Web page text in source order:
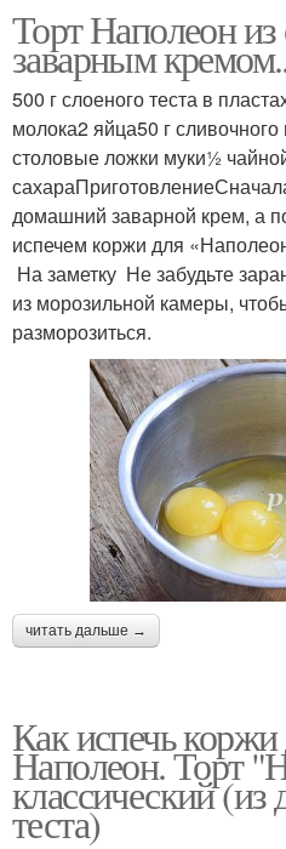
Торт Наполеон из
заварным
500 г слоеного теста в
молока2 яйца50 г
столовые ложки муки½
домашний заварной крем, а
испечем коржи для
На заметку Не забудьте
из морозильной камеры,
разморозиться.
читать дальше →
Как испечь коржи
Наполеон. Торт
классический
теста)